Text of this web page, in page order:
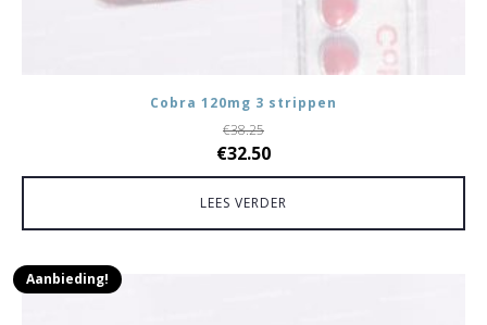
Cobra 120mg 3 strippen
€38.25
Oorspronkelijke
prijs
was:
€38.25.
€32.50Huidige
prijs
is:
€32.50.
LEES VERDER
Aanbieding!